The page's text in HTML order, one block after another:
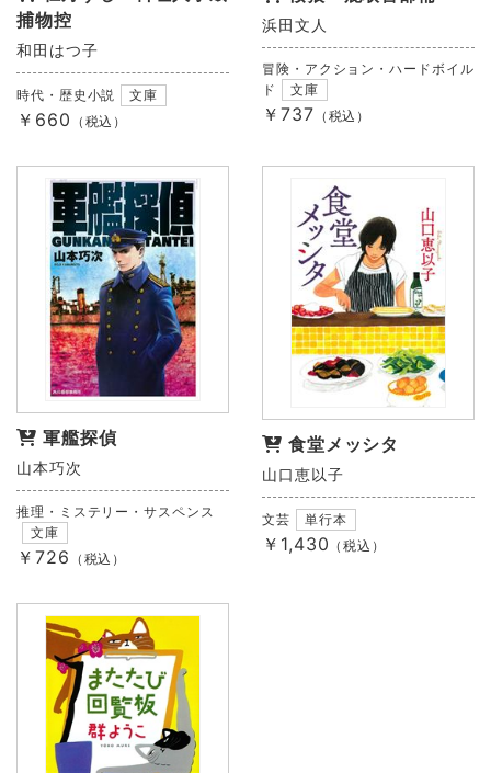
捕物控
和田はつ子
時代・歴史小説 文庫
￥660 （税込）
浜田文人
冒険・アクション・ハードボイル
ド
文庫
￥737 （税込）
軍艦探偵
山本巧次
推理・ミステリー・サスペンス
文庫
￥726 （税込）
食堂メッシタ
山口恵以子
文芸 単行本
￥1,430 （税込）